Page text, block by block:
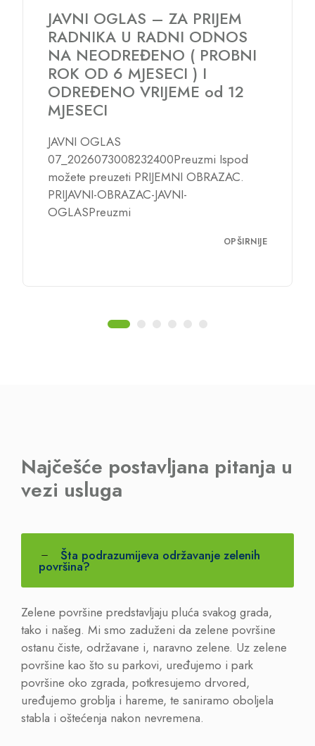
Odluka o imenovanju Komisije
za izbor kandidata za prijem u
radni odnos
ODLUKA KOMISIJAPreuzmi
Najčešće postavljana pitanja u
vezi usluga
Šta podrazumijeva održavanje zelenih
površina?
Zelene površine predstavljaju pluća svakog grada,
tako i našeg. Mi smo zaduženi da zelene površine
ostanu čiste, održavane i, naravno zelene. Uz zelene
površine kao što su parkovi, uređujemo i park
površine oko zgrada, potkresujemo drvored,
uređujemo groblja i hareme, te saniramo oboljela
stabla i oštećenja nakon nevremena.